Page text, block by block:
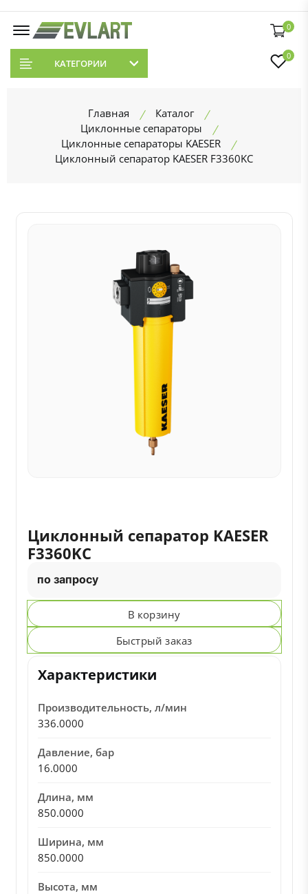
0
КАТЕГОРИИ
0
Главная
Каталог
Циклонные сепараторы
Циклонные сепараторы KAESER
Циклонный сепаратор KAESER F3360KC
Циклонный сепаратор KAESER
F3360KC
по запросу
В корзину
Быстрый заказ
Характеристики
Производительность, л/мин
336.0000
Давление, бар
16.0000
Длина, мм
850.0000
Ширина, мм
850.0000
Высота, мм